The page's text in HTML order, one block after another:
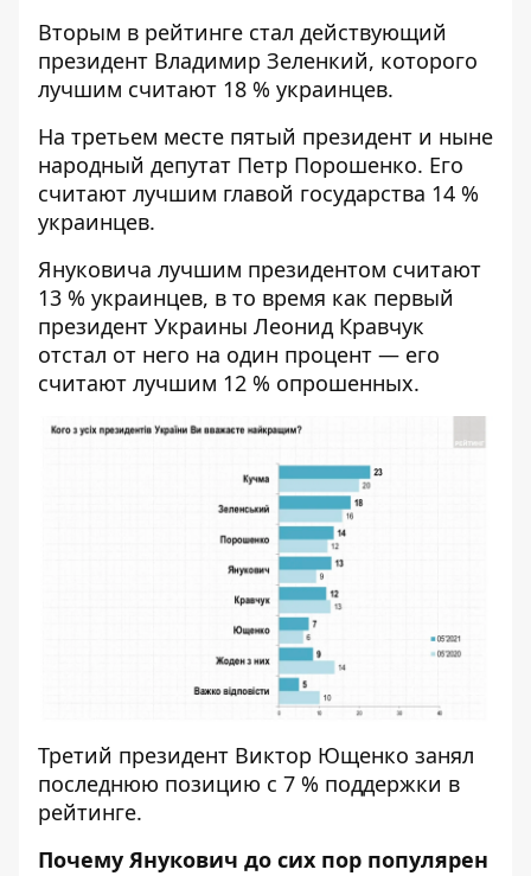
Вторым в рейтинге стал действующий
президент Владимир Зеленкий, которого
лучшим считают 18 % украинцев.
На третьем месте пятый президент и ныне
народный депутат Петр Порошенко. Его
считают лучшим главой государства 14 %
украинцев.
Януковича лучшим президентом считают
13 % украинцев, в то время как первый
президент Украины Леонид Кравчук
отстал от него на один процент — его
считают лучшим 12 % опрошенных.
Третий президент Виктор Ющенко занял
последнюю позицию с 7 % поддержки в
рейтинге.
Почему Янукович до сих пор популярен